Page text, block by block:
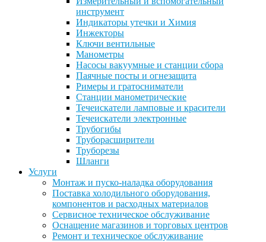
инструмент
Индикаторы утечки и Химия
Инжекторы
Ключи вентильные
Манометры
Насосы вакуумные и станции сбора
Паячные посты и огнезащита
Римеры и гратосниматели
Станции манометрические
Течеискатели ламповые и красители
Течеискатели электронные
Трубогибы
Труборасширители
Труборезы
Шланги
Услуги
Монтаж и пуско-наладка оборудования
Поставка холодильного оборудования,
компонентов и расходных материалов
Сервисное техническое обслуживание
Оснащение магазинов и торговых центров
Ремонт и техническое обслуживание